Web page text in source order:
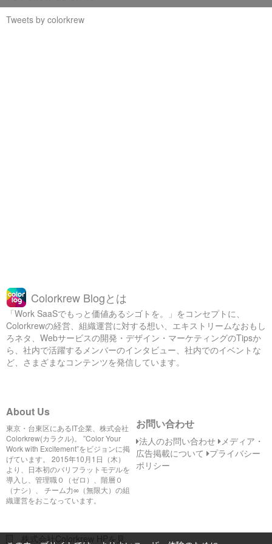
Tweets by colorkrew
Colorkrew Blogとは
「Work SaaSでもっと価値あるシゴトを。」をコンセプトに、
Colorkrewの経営、組織運営に対する想い、エキストリームなおもし
ろネタ、Webサービスの開発・デザイン・マーケティングのTipsか
ら、社内で活躍するメンバーのインタビュー、社内でのイベントな
ど、さまざまなコンテンツを発信しています。
About Us
東京・台東区にあるIT企業、株式会社
Colorkrew(カラクル)。 ”Color Your
Work with Excitement”をビジョンに掲
げています。 2015年10月1日（木）
より、日本初のバリフラットモデルを
導入し、管理職０（ゼロ）、階層０
（ナシ）、 チーム力∞（無限大）の組
織運営をおこなっています。
株式会社Colorkrew HPを見
お問い合わせ
法人のお問い合わせ メディア・
広告掲載について プライバシー
ポリシー